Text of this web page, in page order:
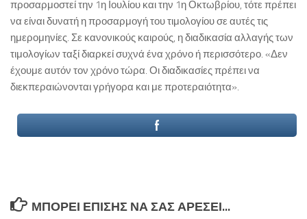
προσαρμοστεί την 1η Ιουλίου και την 1η Οκτωβρίου, τότε πρέπει
να είναι δυνατή η προσαρμογή του τιμολογίου σε αυτές τις
ημερομηνίες. Σε κανονικούς καιρούς, η διαδικασία αλλαγής των
τιμολογίων ταξί διαρκεί συχνά ένα χρόνο ή περισσότερο. «Δεν
έχουμε αυτόν τον χρόνο τώρα. Οι διαδικασίες πρέπει να
διεκπεραιώνονται γρήγορα και με προτεραιότητα».
ΜΠΟΡΕΊ ΕΠΊΣΗΣ ΝΑ ΣΑΣ ΑΡΈΣΕΙ...